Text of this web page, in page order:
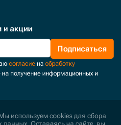
и акции
Подписаться
согласие на обработку
на получение информационных и
используем cookies для сбора